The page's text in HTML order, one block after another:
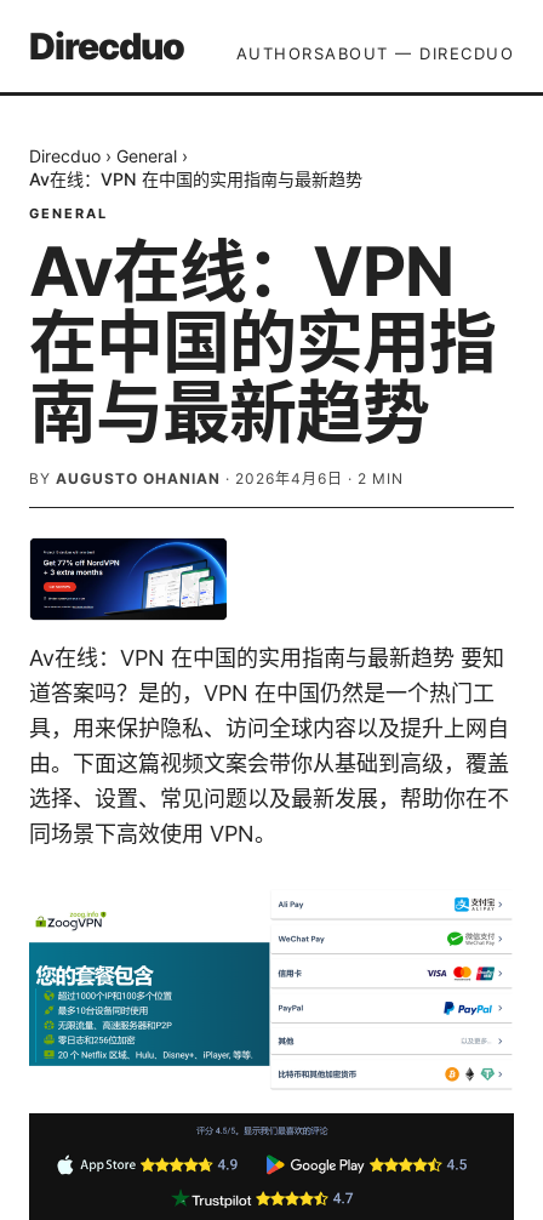
Direcduo AUTHORSABOUT — DIRECDUO
Direcduo › General ›
Av在线：VPN 在中国的实用指南与最新趋势
GENERAL
Av在线：VPN
在中国的实用指
南与最新趋势
BY AUGUSTO OHANIAN · 2026年4月6日 · 2 MIN
Av在线：VPN 在中国的实用指南与最新趋势 要知
道答案吗？是的，VPN 在中国仍然是一个热门工
具，用来保护隐私、访问全球内容以及提升上网自
由。下面这篇视频文案会带你从基础到高级，覆盖
选择、设置、常见问题以及最新发展，帮助你在不
同场景下高效使用 VPN。